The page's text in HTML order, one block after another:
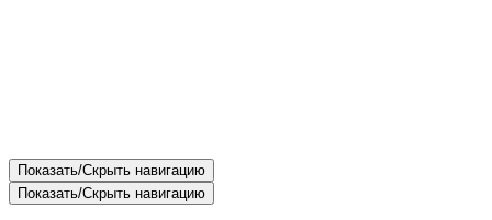
Показать/Скрыть навигацию
Показать/Скрыть навигацию